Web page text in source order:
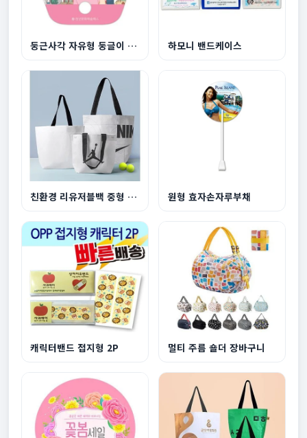
둥근사각 자유형 둥글이 부채 하모니 밴드케이스
친환경 리유저블백 중형 440x360x150mm 원형 효자손자루부채
캐릭터밴드 접지형 2P 멀티 주름 숄더 장바구니